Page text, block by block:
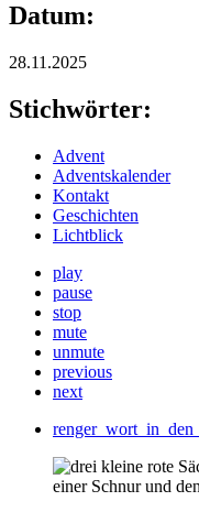
Datum:
28.11.2025
Stichwörter:
Advent
Adventskalender
Kontakt
Geschichten
Lichtblick
play
pause
stop
mute
unmute
previous
next